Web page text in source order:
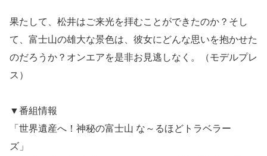
果たして、松井はご来光を拝むことができたのか？そし
て、富士山の雄大な景色は、彼女にどんな思いを抱かせた
のだろうか？オンエアを是非お見逃しなく。（モデルプレ
ス）
▼番組情報
「世界遺産へ！神秘の富士山 な～るほどトラベラー
ズ」